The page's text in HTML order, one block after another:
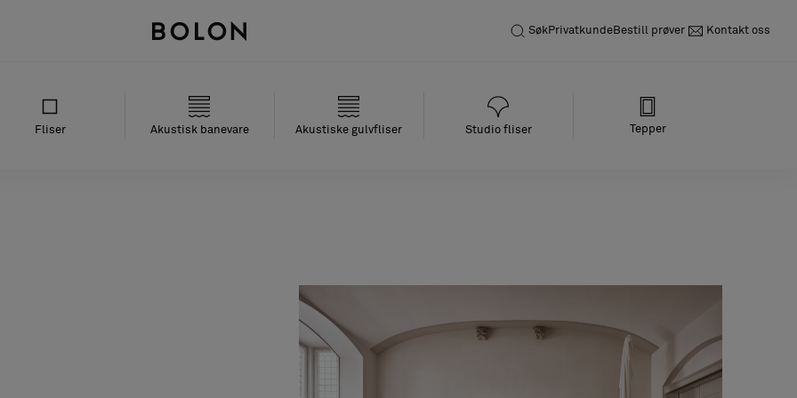
SøkPrivatkundeBestill prøver Kontakt oss
Fliser Akustisk banevare Akustiske gulvfliser Studio fliser Tepper